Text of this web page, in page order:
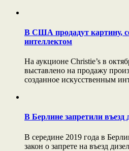
В США продадут картину,
интеллектом
На аукционе Christie’s в
выставлено на продажу
созданное искусственным
В Берлине запретили
В середине 2019 года в
закон о запрете на въезд